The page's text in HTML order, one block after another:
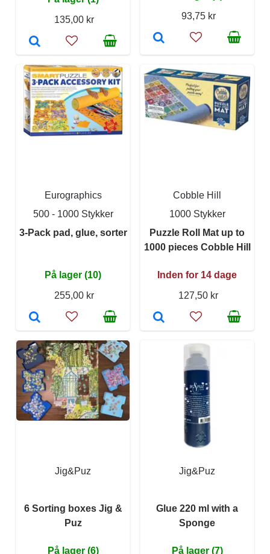
135,00 kr
93,75 kr
Eurographics
500 - 1000 Stykker
3-Pack pad, glue, sorter
På lager (10)
255,00 kr
Cobble Hill
1000 Stykker
Puzzle Roll Mat up to
1000 pieces Cobble Hill
Inden for 14 dage
127,50 kr
Jig&Puz
6 Sorting boxes Jig &
Puz
På lager (6)
Jig&Puz
Glue 220 ml with a
Sponge
På lager (7)